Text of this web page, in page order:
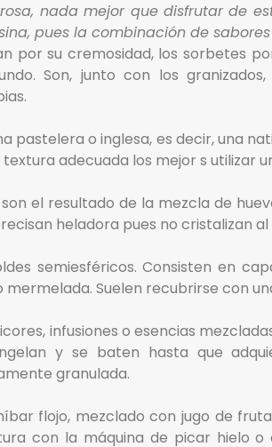
nada mejor que disfrutar de
pues la combinación de
por su cremosidad, los sorbetes
Son, junto con los
pastelera o inglesa, es decir, una
adecuada los mejor s utilizar
el resultado de la mezcla de
heladora pues no cristalizan
semiesféricos. Consisten en
Suelen recubrirse con
infusiones o esencias
y se baten hasta que
granulada.
flojo, mezclado con jugo de
con la máquina de picar hielo o